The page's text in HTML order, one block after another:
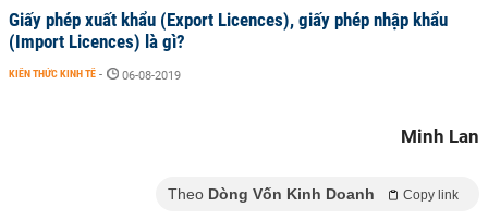
Giấy phép xuất khẩu (Export Licences), giấy phép nhập khẩu
(Import Licences) là gì?
KIẾN THỨC KINH TẾ - 06-08-2019
Minh Lan
Theo Dòng Vốn Kinh Doanh Copy link